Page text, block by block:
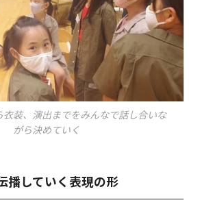
衣装、演出までをみんなで話し合いな
がら決めていく
播していく表現の形